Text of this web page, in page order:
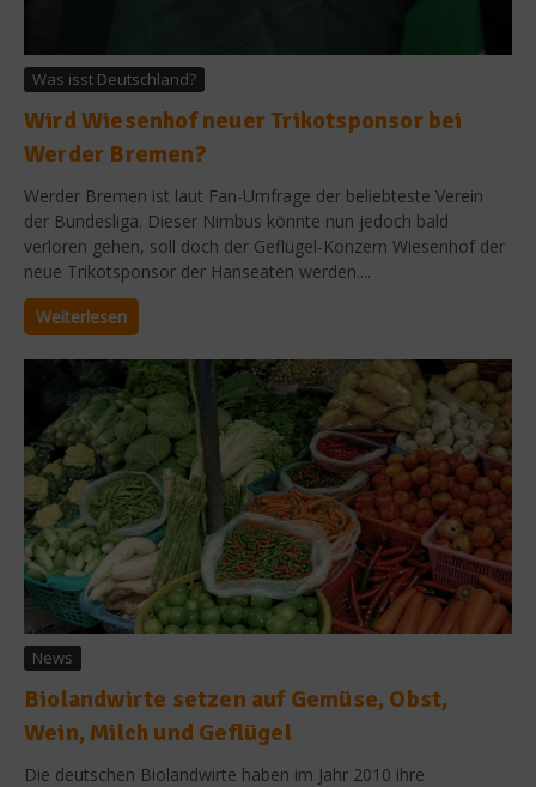
Was isst Deutschland?
Wird Wiesenhof neuer Trikotsponsor bei
Werder Bremen?
Werder Bremen ist laut Fan-Umfrage der beliebteste Verein
der Bundesliga. Dieser Nimbus könnte nun jedoch bald
verloren gehen, soll doch der Geflügel-Konzern Wiesenhof der
neue Trikotsponsor der Hanseaten werden....
Weiterlesen
News
Biolandwirte setzen auf Gemüse, Obst,
Wein, Milch und Geflügel
Die deutschen Biolandwirte haben im Jahr 2010 ihre